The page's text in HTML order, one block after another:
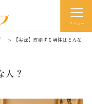
メニュー
＞
【実録】成婚する男性はどんな
人？